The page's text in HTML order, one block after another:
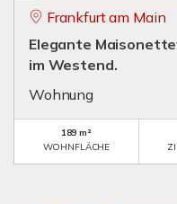
Frankfurt am Main
Elegante
im Westend.
Wohnung
189 m²
WOHNFLÄCHE